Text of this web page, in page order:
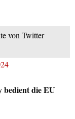
von Twitter
bedient die EU